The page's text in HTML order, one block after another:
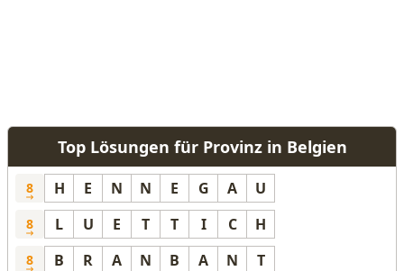
Top Lösungen für Provinz in Belgien
8 H E N N E G A U
8 L U E T T I C H
8 B R A N B A N T